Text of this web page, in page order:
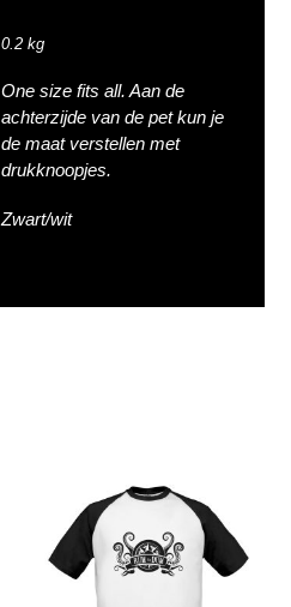
0.2 kg
One size fits all. Aan de
achterzijde van de pet kun je
de maat verstellen met
drukknoopjes.
Zwart/wit